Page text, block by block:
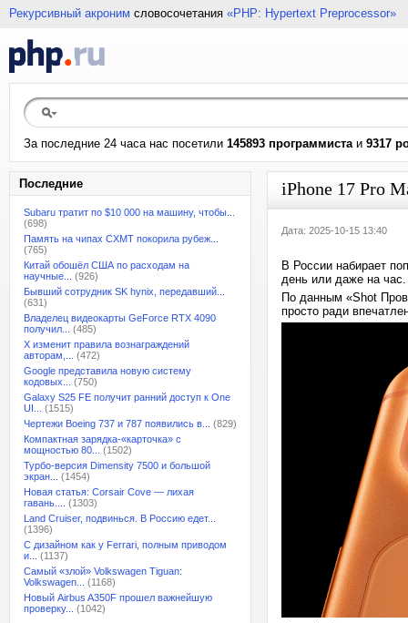
Рекурсивный акроним словосочетания «PHP: Hypertext Preprocessor»
За последние 24 часа нас посетили 145893 программистаи 9317
Последние
Subaru тратит по $10 000 на машину, чтобы...
(698)
Память на чипах CXMT покорила рубеж...
(765)
Китай обошёл США по расходам на
научные...
(926)
Бывший сотрудник SK hynix, передавший...
(631)
Владелец видеокарты GeForce RTX 4090
получил...
(485)
X изменит правила вознаграждений
авторам,...
(472)
Google представила новую систему
кодовых...
(750)
Galaxy S25 FE получит ранний доступ к One
UI...
(1515)
Чертежи Boeing 737 и 787 появились в...
(829)
Компактная зарядка-«карточка» с
мощностью 80...
(1502)
Турбо-версия Dimensity 7500 и большой
экран...
(1454)
Новая статья: Corsair Cove — лихая
гавань....
(1303)
Land Cruiser, подвинься. В Россию едет...
(1396)
С дизайном как у Ferrari, полным приводом
и...
(1137)
Самый «злой» Volkswagen Tiguan:
Volkswagen...
(1168)
Новый Airbus A350F прошел важнейшую
проверку...
(1042)
iPhone 17 Pro
Дата: 2025-10-15 13:40
В России набирает
день или даже на
По данным «Shot
просто ради